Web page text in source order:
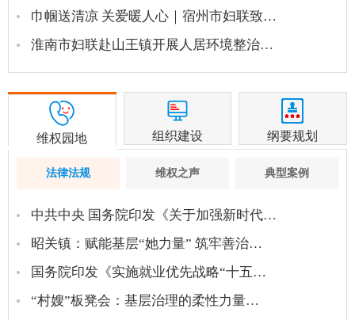
巾帼送清凉 关爱暖人心｜宿州市妇联致…
淮南市妇联赴山王镇开展人居环境整治…
维权园地 组织建设 纲要规划
法律法规 维权之声 典型案例
中共中央 国务院印发《关于加强新时代…
昭关镇：赋能基层“她力量” 筑牢善治…
国务院印发《实施就业优先战略“十五…
“村嫂”板凳会：基层治理的柔性力量…